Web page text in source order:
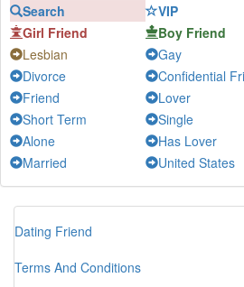
Search
VIP
Girl Friend
Boy Friend
Lesbian
Gay
Divorce
Confidential
Friend
Lover
Short Term
Single
Alone
Has Lover
Married
United States
Dating Friend
Terms And Conditions